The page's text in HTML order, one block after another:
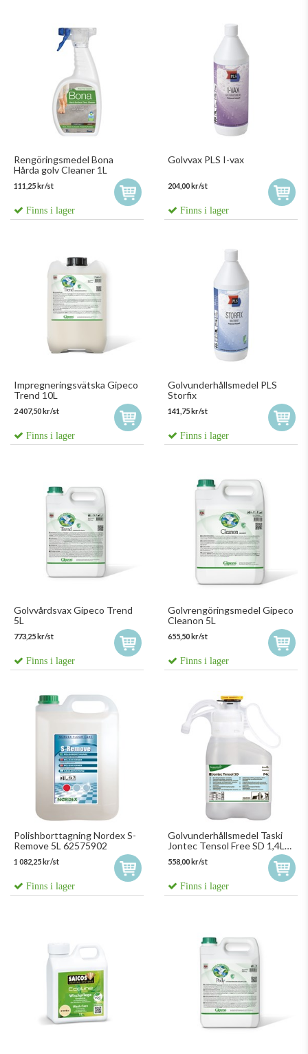
Rengöringsmedel Bona
Hårda golv Cleaner 1L
111,25 kr/st
Finns i lager
Golvvax PLS I-vax
204,00 kr/st
Finns i lager
Impregneringsvätska Gipeco
Trend 10L
2 407,50 kr/st
Finns i lager
Golvunderhållsmedel PLS
Storfix
141,75 kr/st
Finns i lager
Golvvårdsvax Gipeco Trend
5L
773,25 kr/st
Finns i lager
Golvrengöringsmedel Gipeco
Cleanon 5L
655,50 kr/st
Finns i lager
Polishborttagning Nordex S-
Remove 5L 62575902
1 082,25 kr/st
Finns i lager
Golvunderhållsmedel Taski
Jontec Tensol Free SD 1,4L
100883798
558,00 kr/st
Finns i lager